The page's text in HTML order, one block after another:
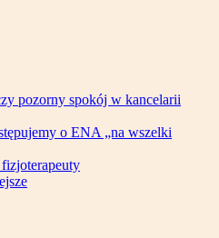
pozorny spokój w kancelarii
o ENA „na wszelki